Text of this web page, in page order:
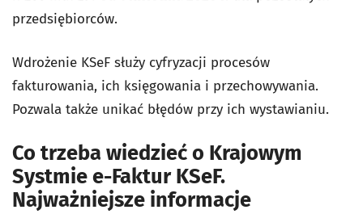
przedsiębiorców.
Wdrożenie KSeF służy cyfryzacji procesów
fakturowania, ich księgowania i przechowywania.
Pozwala także unikać błędów przy ich wystawianiu.
Co trzeba wiedzieć o Krajowym
Systmie e-FakturKSeF.
Najważniejsze informacje